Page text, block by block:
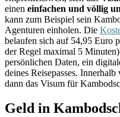
einen einfachen und völlig
kann zum Beispiel sein
Agenturen einholen. Die
belaufen sich auf 54,95 Euro
der Regel maximal 5
persönlichen Daten, ein
deines Reisepasses.
dann das Visum für
Geld in